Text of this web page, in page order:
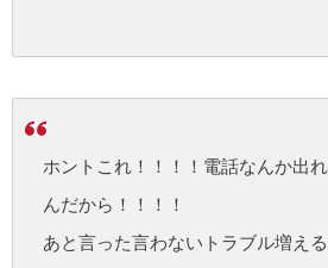
ホントこれ！！！！電話なんか出
んだから！！！！
あと言った言わないトラブル増え